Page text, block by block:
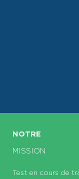
NOTRE
MISSION
Test en cours de